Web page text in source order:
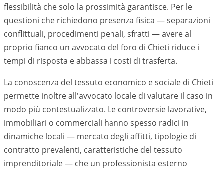
flessibilità che solo la prossimità garantisce. Per le
questioni che richiedono presenza fisica — separazioni
conflittuali, procedimenti penali, sfratti — avere al
proprio fianco un avvocato del foro di Chieti riduce i
tempi di risposta e abbassa i costi di trasferta.
La conoscenza del tessuto economico e sociale di Chieti
permette inoltre all'avvocato locale di valutare il caso in
modo più contestualizzato. Le controversie lavorative,
immobiliari o commerciali hanno spesso radici in
dinamiche locali — mercato degli affitti, tipologie di
contratto prevalenti, caratteristiche del tessuto
imprenditoriale — che un professionista esterno